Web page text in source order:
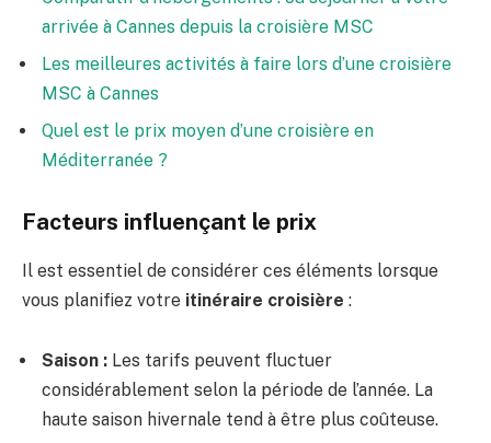
arrivée à Cannes depuis la croisière MSC
Les meilleures activités à faire lors d’une croisière
MSC à Cannes
Quel est le prix moyen d’une croisière en
Méditerranée ?
Facteurs influençant le prix
Il est essentiel de considérer ces éléments lorsque
vous planifiez votre itinéraire croisière :
Saison : Les tarifs peuvent fluctuer
considérablement selon la période de l’année. La
haute saison hivernale tend à être plus coûteuse.